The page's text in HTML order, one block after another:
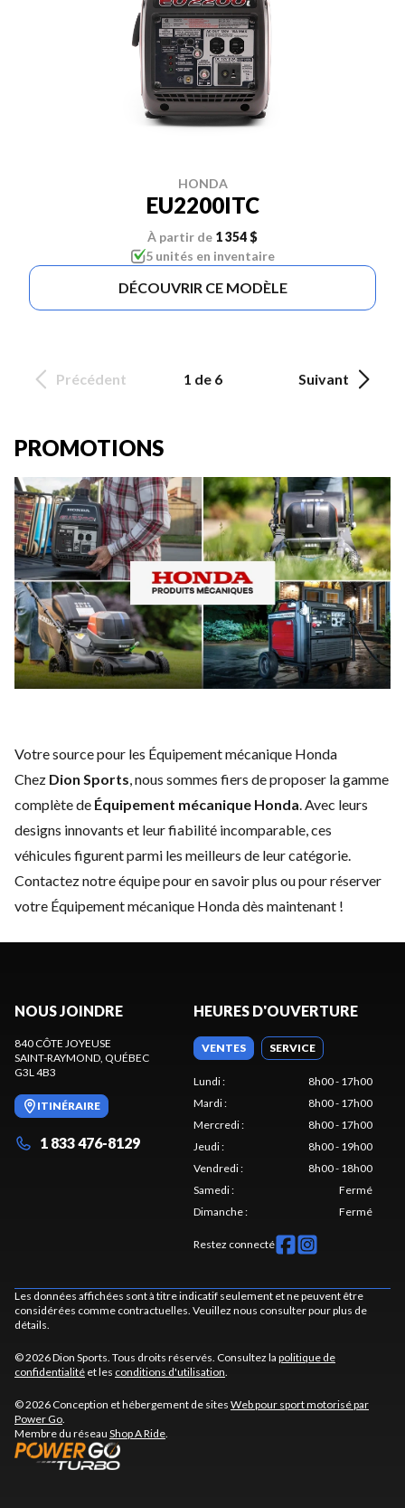
HONDA
EU2200ITC
À partir de 1 354 $
5 unités en inventaire
DÉCOUVRIR CE MODÈLE
Précédent 1 de 6 Suivant
PROMOTIONS
Votre source pour les Équipement mécanique Honda
Chez Dion Sports, nous sommes fiers de proposer la gamme
complète de Équipement mécanique Honda. Avec leurs
designs innovants et leur fiabilité incomparable, ces
véhicules figurent parmi les meilleurs de leur catégorie.
Contactez notre équipepour en savoir plus ou pour réserver
votre Équipement mécanique Honda dès maintenant !
NOUS JOINDRE
840 CÔTE JOYEUSE
SAINT-RAYMOND, QUÉBEC
G3L 4B3
ITINÉRAIRE
1 833 476-8129
HEURES D'OUVERTURE
VENTES SERVICE
Lundi:
8h00 - 17h00
Mardi:
8h00 - 17h00
Mercredi:
8h00 - 17h00
Jeudi:
8h00 - 19h00
Vendredi:
8h00 - 18h00
Samedi:
Fermé
Dimanche: Fermé
Restez connecté
Les données affichées sont à titre indicatif seulement et ne peuvent être
considérées comme contractuelles. Veuillez nous consulter pour plus de
détails.
© 2026 Dion Sports. Tous droits réservés. Consultez la politique de
confidentialité et les conditions d'utilisation.
© 2026 Conception et hébergement de sites Web pour sport motorisé par
Power Go.
Membre du réseau Shop A Ride.